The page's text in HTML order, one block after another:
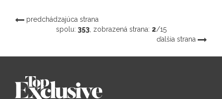
predchádzajúca strana
spolu: 353, zobrazená strana: 2/15
ďalšia strana